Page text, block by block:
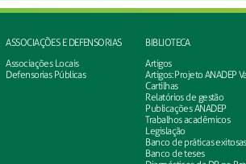
ASSOCIAÇÕES E DEFENSORIAS
Associações Locais
Defensorias Públicas
BIBLIOTECA
Artigos
Artigos: Projeto ANADEP
Cartilhas
Relatórios de gestão
Publicações ANADEP
Trabalhos acadêmicos
Legislação
Banco de práticas exitosas
Banco de teses